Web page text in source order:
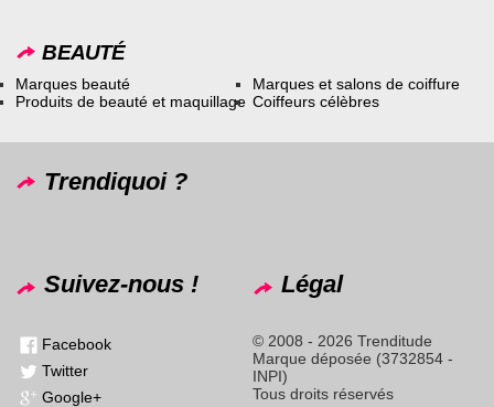
BEAUTÉ
Marques beauté
Produits de beauté et maquillage
Marques et salons de coiffure
Coiffeurs célèbres
Trendiquoi ?
Suivez-nous !
Facebook
Twitter
Google+
Légal
© 2008 - 2026 Trenditude
Marque déposée (3732854 -
INPI)
Tous droits réservés